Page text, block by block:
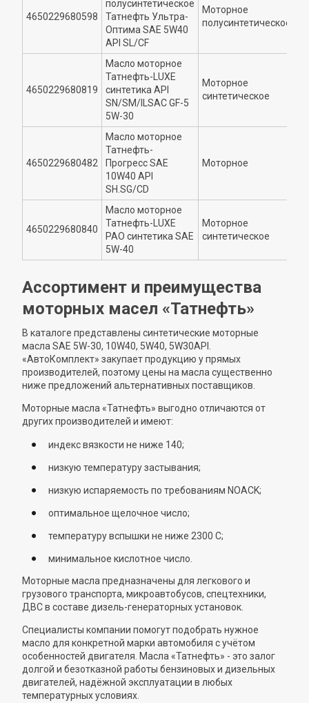
4650229680598
полусинтетическое
Татнефть Ультра-
Оптима SAE 5W40
API SL/CF
Моторное
полусинтетическое
4650229680819
Масло моторное
Татнефть-LUXE
синтетика API
SN/SM/ILSAC GF-5
5W-30
Моторное
синтетическое
4650229680482
Масло моторное
Татнефть-
Прогресс SAE
10W40 API
SH.SG/CD
Моторное
4650229680840
Масло моторное
Татнефть-LUXE
РАО синтетика SAE
5W-40
Моторное
синтетическое
Ассортимент и преимущества
моторных масел «Татнефть»
В каталоге представлены синтетические моторные
масла SAE 5W-30, 10W40, 5W40, 5W30API.
«АвтоКомплект» закупает продукцию у прямых
производителей, поэтому цены на масла существенно
ниже предложений альтернативных поставщиков.
Моторные масла «Татнефть» выгодно отличаются от
других производителей и имеют:
индекс вязкости не ниже 140;
низкую температуру застывания;
низкую испаряемость по требованиям NOACK;
оптимальное щелочное число;
температуру вспышки не ниже 2300 С;
минимальное кислотное число.
Моторные масла предназначены для легкового и
грузового транспорта, микроавтобусов, спецтехники,
ДВС в составе дизель-генераторных установок.
Специалисты компании помогут подобрать нужное
масло для конкретной марки автомобиля с учётом
особенностей двигателя. Масла «Татнефть» - это залог
долгой и безотказной работы бензиновых и дизельных
двигателей, надёжной эксплуатации в любых
температурных условиях.